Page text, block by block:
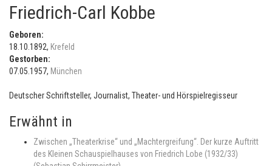
Friedrich-Carl Kobbe
Geboren:
18.10.1892, Krefeld
Gestorben:
07.05.1957, München
Deutscher Schriftsteller, Journalist, Theater- und Hörspielregisseur
Erwähnt in
Zwischen „Theaterkrise“ und „Machtergreifung“. Der kurze Auftritt
des Kleinen Schauspielhauses von Friedrich Lobe (1932/33)